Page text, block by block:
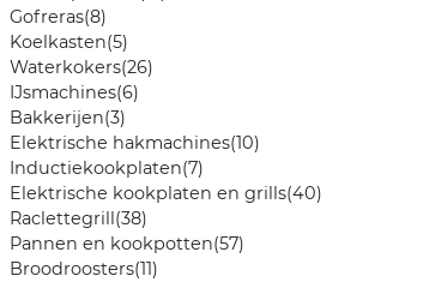
Gofreras(8)
Koelkasten(5)
Waterkokers(26)
IJsmachines(6)
Bakkerijen(3)
Elektrische hakmachines(10)
Inductiekookplaten(7)
Elektrische kookplaten en grills(40)
Raclettegrill(38)
Pannen en kookpotten(57)
Broodroosters(11)